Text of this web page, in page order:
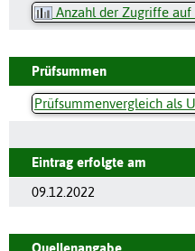
Anzahl der Zugriffe
Prüfsummen
Prüfsummenvergleich als
Eintrag erfolgte am
09.12.2022
Quellenangabe